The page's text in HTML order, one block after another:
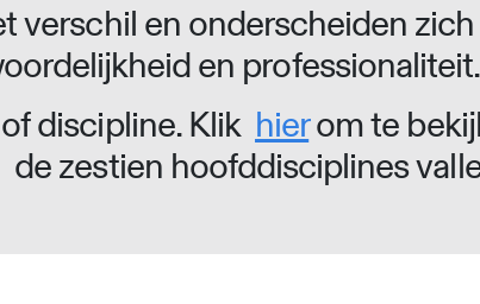
verschil en onderscheiden
en
discipline. Klik hierom te
de zestien hoofddisciplines